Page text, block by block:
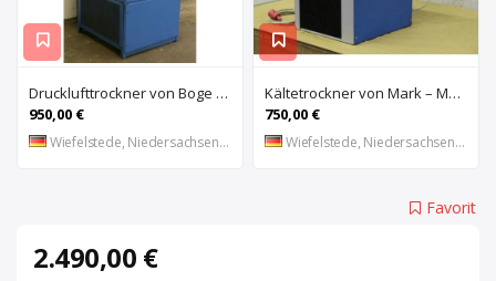
Drucklufttrockner von Boge – CF 3000
950,00 €
Wiefelstede, Niedersachsen, DE
Kältetrockner von Mark – MDX 1200
750,00 €
Wiefelstede, Niedersachsen, DE
Favorit
2.490,00 €